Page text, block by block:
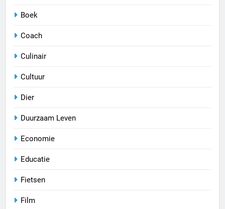
Boek
Coach
Culinair
Cultuur
Dier
Duurzaam Leven
Economie
Educatie
Fietsen
Film